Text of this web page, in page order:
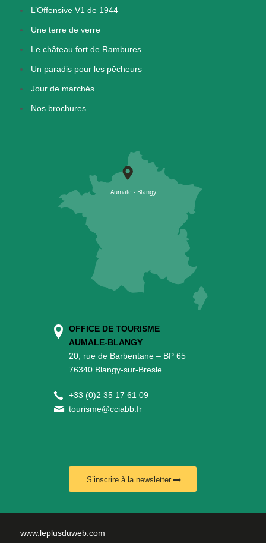
L’Offensive V1 de 1944
Une terre de verre
Le château fort de Rambures
Un paradis pour les pêcheurs
Jour de marchés
Nos brochures
OFFICE DE TOURISME
AUMALE-BLANGY
20, rue de Barbentane – BP 65
76340 Blangy-sur-Bresle
+33 (0)2 35 17 61 09
tourisme@cciabb.fr
S’inscrire à la newsletter
www.leplusduweb.com